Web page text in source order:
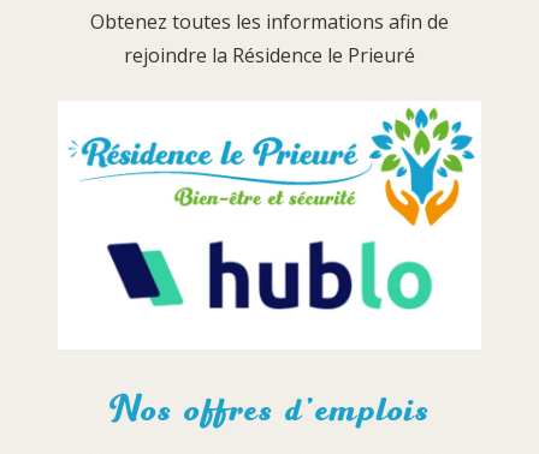
Obtenez toutes les informations afin de
rejoindre la Résidence le Prieuré
Nos offres d’emplois